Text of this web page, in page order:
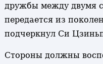
дружбы между двумя
передается из
подчеркнул Си
Стороны должны